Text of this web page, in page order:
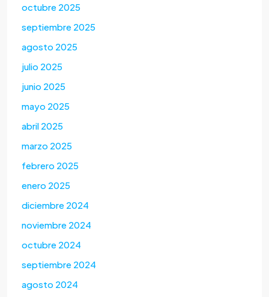
octubre 2025
septiembre 2025
agosto 2025
julio 2025
junio 2025
mayo 2025
abril 2025
marzo 2025
febrero 2025
enero 2025
diciembre 2024
noviembre 2024
octubre 2024
septiembre 2024
agosto 2024